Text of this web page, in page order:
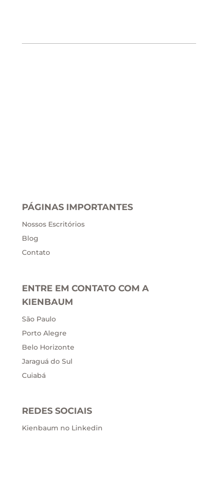
PÁGINAS IMPORTANTES
Nossos Escritórios
Blog
Contato
ENTRE EM CONTATO COM A
KIENBAUM
São Paulo
Porto Alegre
Belo Horizonte
Jaraguá do Sul
Cuiabá
REDES SOCIAIS
Kienbaum no Linkedin